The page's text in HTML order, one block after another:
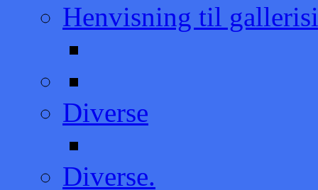
Henvisning til
Diverse
Diverse.